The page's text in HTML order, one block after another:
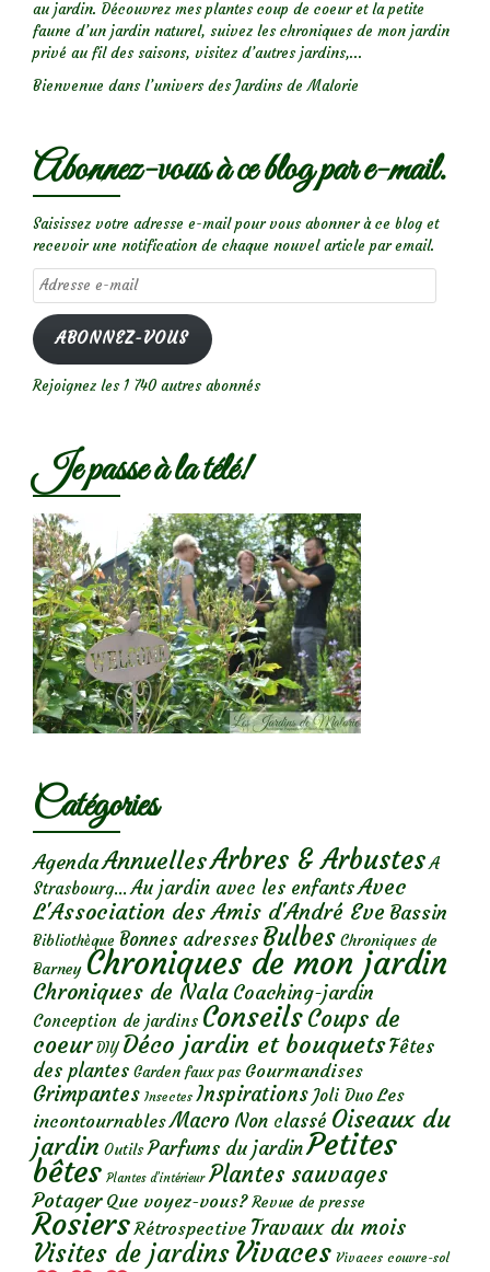
au jardin. Découvrez mes plantes coup de coeur et la petite
faune d’un jardin naturel, suivez les chroniques de mon jardin
privé au fil des saisons, visitez d’autres jardins,...
Bienvenue dans l’univers des Jardins de Malorie
Abonnez-vous à ce blog par e-mail.
Saisissez votre adresse e-mail pour vous abonner à ce blog et
recevoir une notification de chaque nouvel article par email.
Adresse
e-
mail
ABONNEZ-VOUS
Rejoignez les 1 740 autres abonnés
Je passe à la télé!
Catégories
AgendaAnnuellesArbres & Arbustes A
Strasbourg... Au jardin avec les enfantsAvec
L'Association des Amis d'André Eve Bassin
Bibliothèque Bonnes adresses Bulbes Chroniques de
Barney Chroniques de mon jardin
Chroniques de Nala Coaching-jardin
Conception de jardins ConseilsCoups de
coeur DIY Déco jardin et bouquetsFêtes
des plantes Garden faux pas Gourmandises
Grimpantes Insectes Inspirations Joli Duo Les
incontournables Macro Non classé Oiseaux du
jardin Outils Parfums du jardinPetites
bêtes Plantes d’intérieur Plantes sauvages
Potager Que voyez-vous? Revue de presse
Rosiers Rétrospective Travaux du mois
Visites de jardins Vivaces Vivaces couvre-sol